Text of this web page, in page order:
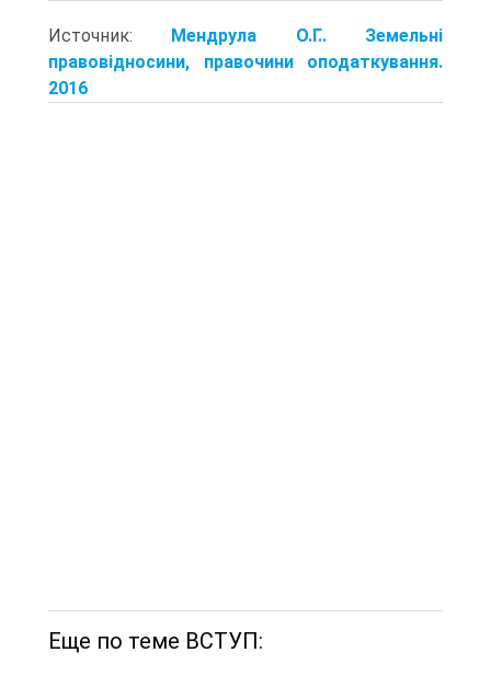
Источник: Мендрула О.Г.. Земельні
правовідносини, правочини оподаткування.
2016
Еще по теме ВСТУП: